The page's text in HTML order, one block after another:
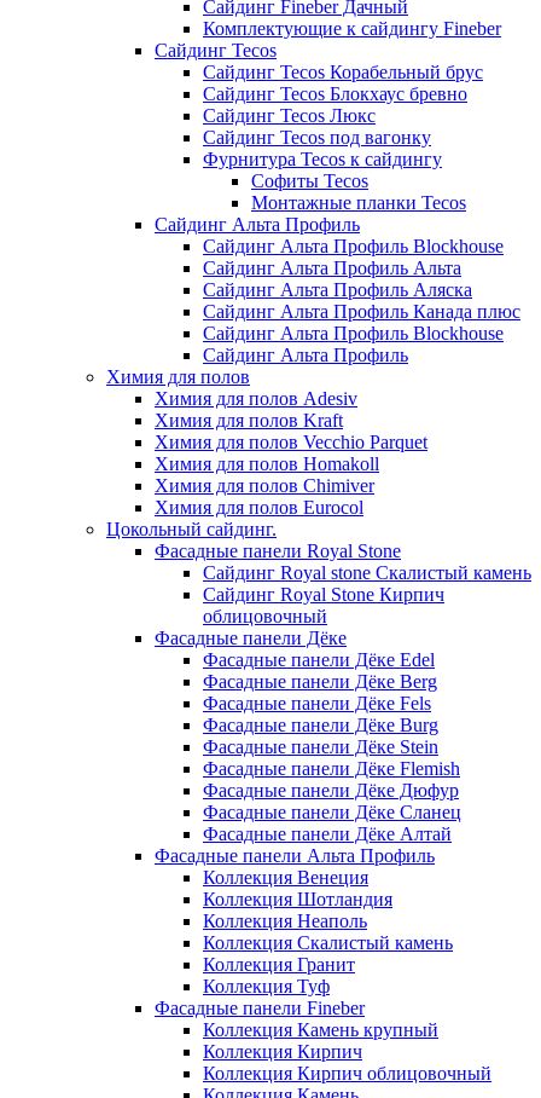
Сайдинг Fineber Дачный
Комплектующие к сайдингу Fineber
Сайдинг Tecos
Сайдинг Tecos Корабельный брус
Сайдинг Tecos Блокхаус бревно
Сайдинг Tecos Люкс
Сайдинг Tecos под вагонку
Фурнитура Tecos к сайдингу
Софиты Tecos
Монтажные планки Tecos
Сайдинг Альта Профиль
Сайдинг Альта Профиль Blockhouse
Сайдинг Альта Профиль Альта
Сайдинг Альта Профиль Аляска
Сайдинг Альта Профиль Канада плюс
Сайдинг Альта Профиль Blockhouse
Сайдинг Альта Профиль
Химия для полов
Химия для полов Adesiv
Химия для полов Kraft
Химия для полов Vecchio Parquet
Химия для полов Homakoll
Химия для полов Chimiver
Химия для полов Eurocol
Цокольный сайдинг.
Фасадные панели Royal Stone
Сайдинг Royal stone Скалистый камень
Сайдинг Royal Stone Кирпич
облицовочный
Фасадные панели Дёке
Фасадные панели Дёке Edel
Фасадные панели Дёке Berg
Фасадные панели Дёке Fels
Фасадные панели Дёке Burg
Фасадные панели Дёке Stein
Фасадные панели Дёке Flemish
Фасадные панели Дёке Дюфур
Фасадные панели Дёке Сланец
Фасадные панели Дёке Алтай
Фасадные панели Альта Профиль
Коллекция Венеция
Коллекция Шотландия
Коллекция Неаполь
Коллекция Скалистый камень
Коллекция Гранит
Коллекция Туф
Фасадные панели Fineber
Коллекция Камень крупный
Коллекция Кирпич
Коллекция Кирпич облицовочный